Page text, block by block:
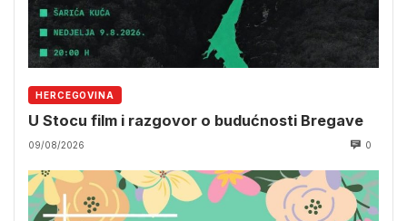
HERCEGOVINA
U Stocu film i razgovor o budućnosti Bregave
09/08/2026 0